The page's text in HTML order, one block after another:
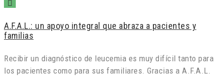
A.F.A.L.: un apoyo integral que abraza a pacientes y
familias
Recibir un diagnóstico de leucemia es muy difícil tanto para
los pacientes como para sus familiares. Gracias a A.F.A.L.